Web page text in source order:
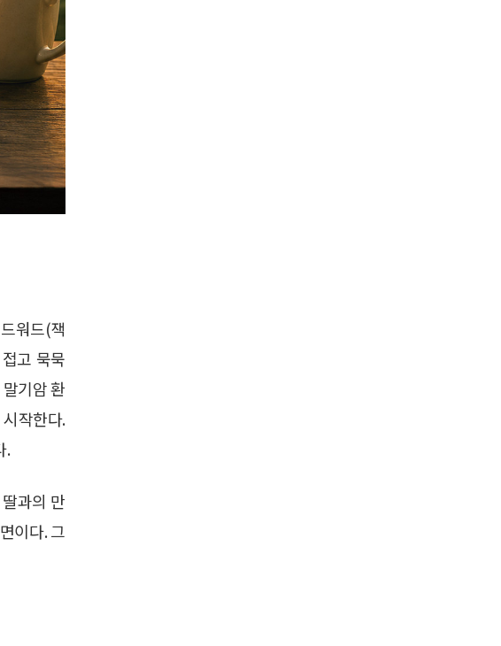
워드(잭
고 묵묵
기암 환
작한다.
.
과의 만
이다. 그